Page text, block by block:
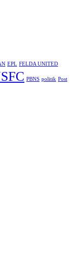
EPL FELDA UNITED
PBNS politik Post